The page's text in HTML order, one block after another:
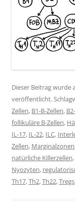
Dieser Beitrag wurde
veröffentlicht.
Zellen, B1-B-Zellen,
follikuläre B-Zellen,
IL-17, IL-22, ILC,
Zellen,
natürliche Killerzellen,
Nyozyten,
Th17,Th2,Th22,Tregs